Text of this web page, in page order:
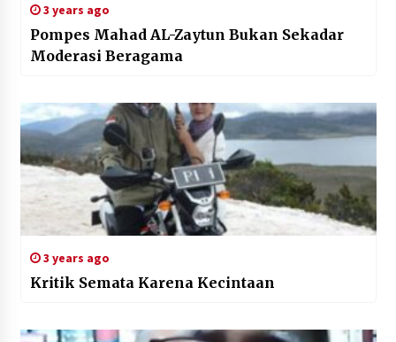
3 years ago
Pompes Mahad AL-Zaytun Bukan Sekadar
Moderasi Beragama
3 years ago
Kritik Semata Karena Kecintaan